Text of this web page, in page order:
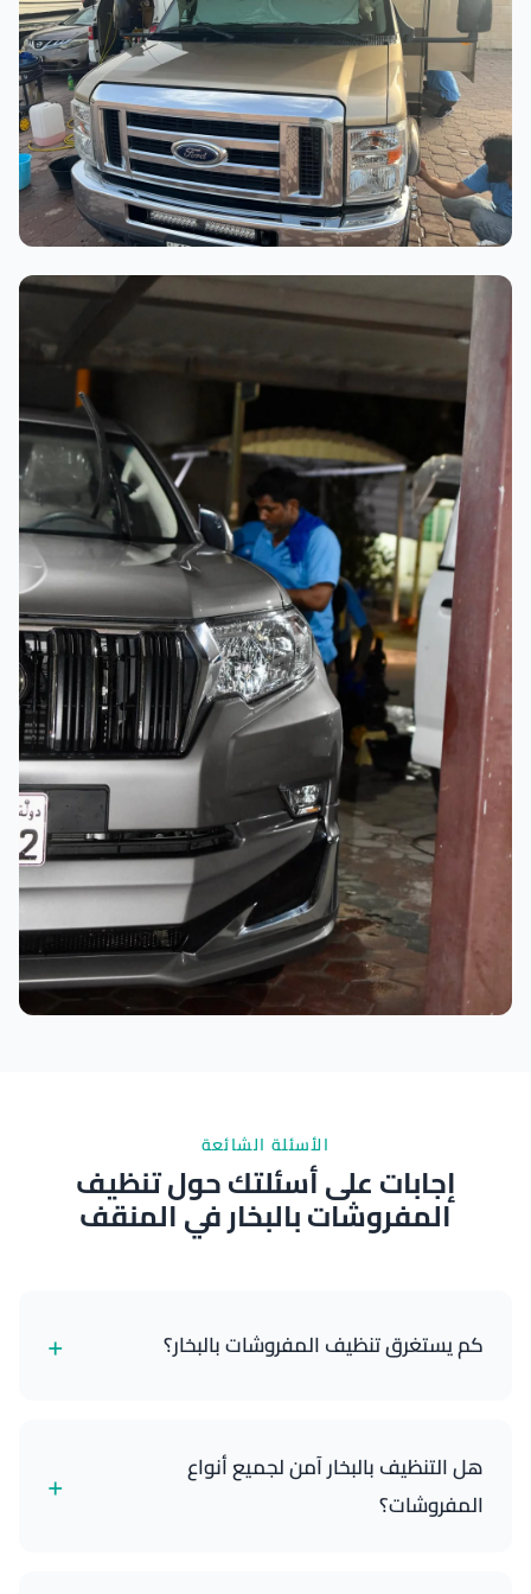
عملية الغسيل
الأسئلة الشائعة
إجابات على أسئلتك حول تنظيف
المفروشات بالبخار في المنقف
كم يستغرق تنظيف المفروشات بالبخار؟ +
سيارتك وحالة المفروشات.
هل التنظيف بالبخار آمن لجميع أنواع
المفروشات؟
+